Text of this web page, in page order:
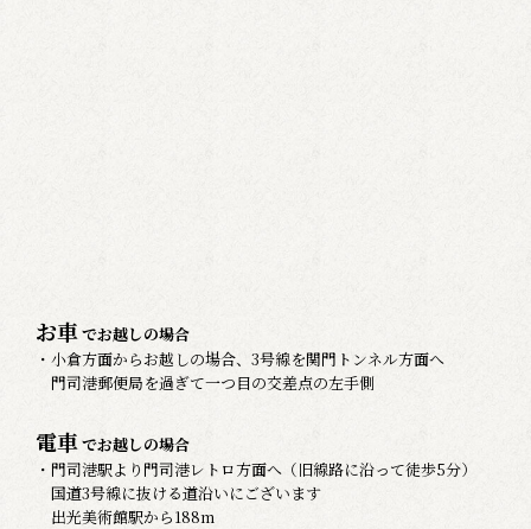
お車でお越しの場合
・小倉方面からお越しの場合、3号線を関門トンネル方面へ
門司港郵便局を過ぎて一つ目の交差点の左手側
電車でお越しの場合
・門司港駅より門司港レトロ方面へ（旧線路に沿って徒歩5分）
国道3号線に抜ける道沿いにございます
出光美術館駅から188m